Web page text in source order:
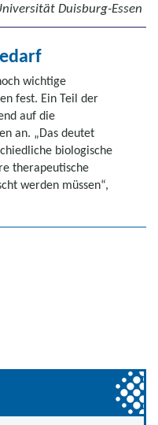
Duisburg-Essen
wichtige
fest. Ein Teil der
auf die
an. „Das deutet
biologische
therapeutische
werden müssen“,